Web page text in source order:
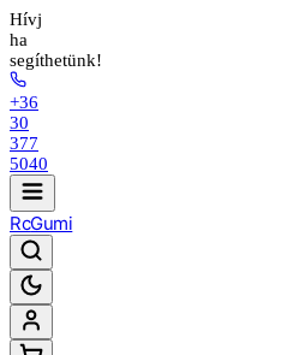
Hívj
ha
segíthetünk!
+36
30
377
5040
RcGumi